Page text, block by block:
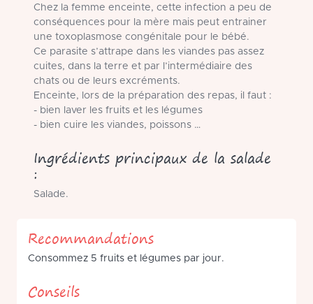
Chez la femme enceinte, cette infection a peu de
conséquences pour la mère mais peut entrainer
une toxoplasmose congénitale pour le bébé.
Ce parasite s’attrape dans les viandes pas assez
cuites, dans la terre et par l’intermédiaire des
chats ou de leurs excréments.
Enceinte, lors de la préparation des repas, il faut :
- bien laver les fruits et les légumes
- bien cuire les viandes, poissons …
Ingrédients principaux de la salade
:
Salade.
Recommandations
Consommez 5 fruits et légumes par jour.
Conseils